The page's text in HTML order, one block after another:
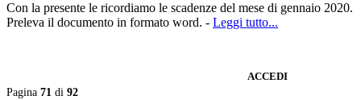
Con la presente le ricordiamo le scadenze del mese di gennaio 2020.
Preleva il documento in formato word. - Leggi tutto...
Pagina 71 di 92
ACCEDI